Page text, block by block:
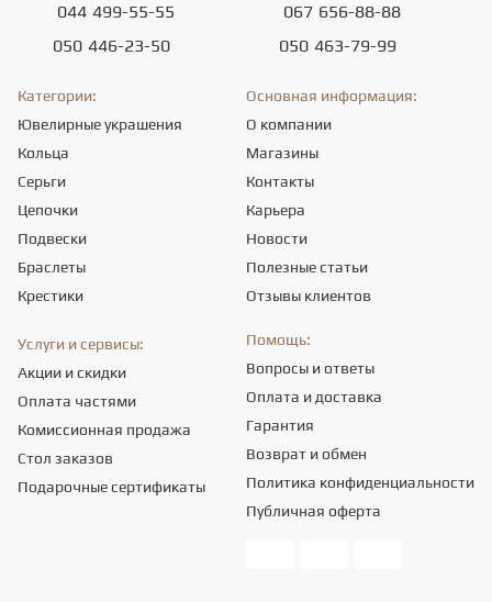
044 499-55-55
050 446-23-50
067 656-88-88
050 463-79-99
Категории:
Ювелирные украшения
Кольца
Серьги
Цепочки
Подвески
Браслеты
Крестики
Основная информация:
О компании
Магазины
Контакты
Карьера
Новости
Полезные статьи
Отзывы клиентов
Услуги и сервисы:
Акции и скидки
Оплата частями
Комиссионная продажа
Стол заказов
Подарочные сертификаты
Помощь:
Вопросы и ответы
Оплата и доставка
Гарантия
Возврат и обмен
Политика конфиденциальности
Публичная оферта